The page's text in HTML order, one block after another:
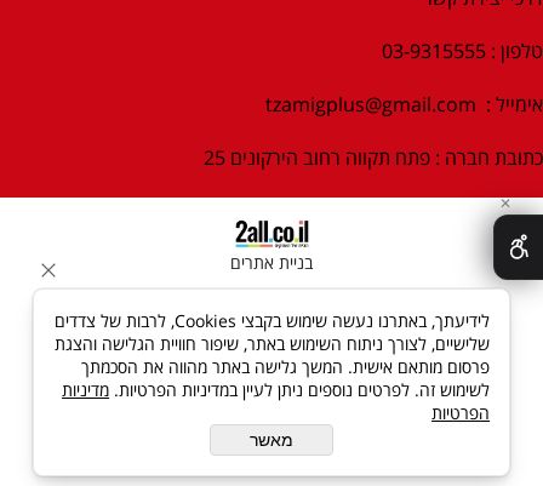
טלפון : 03-9315555
אימייל : tzamigplus@gmail.com
כתובת חברה : פתח תקווה רחוב הירקונים 25
בניית אתרים
✕
לידיעתך, באתרנו נעשה שימוש בקבצי Cookies, לרבות של צדדים
שלישיים, לצורך ניתוח השימוש באתר, שיפור חוויית הגלישה והצגת
פרסום מותאם אישית. המשך גלישה באתר מהווה את הסכמתך
לשימוש זה. לפרטים נוספים ניתן לעיין במדיניות הפרטיות. מדיניות
הפרטיות
מאשר